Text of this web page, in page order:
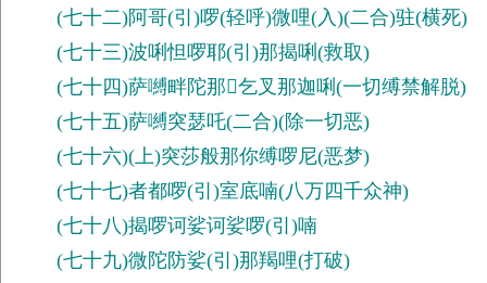
(七十二)阿哥(引)啰(轻呼)微哩(入)(二合)驻(横死)
(七十三)波唎怛啰耶(引)那揭唎(救取)
(七十四)萨嚩畔陀那𢛡乞叉那迦唎(一切缚禁解脱)
(七十五)萨嚩突瑟吒(二合)(除一切恶)
(七十六)(上)突莎般那你缚啰尼(恶梦)
(七十七)者都啰(引)室底喃(八万四千众神)
(七十八)揭啰诃娑诃娑啰(引)喃
(七十九)微陀防娑(引)那羯哩(打破)